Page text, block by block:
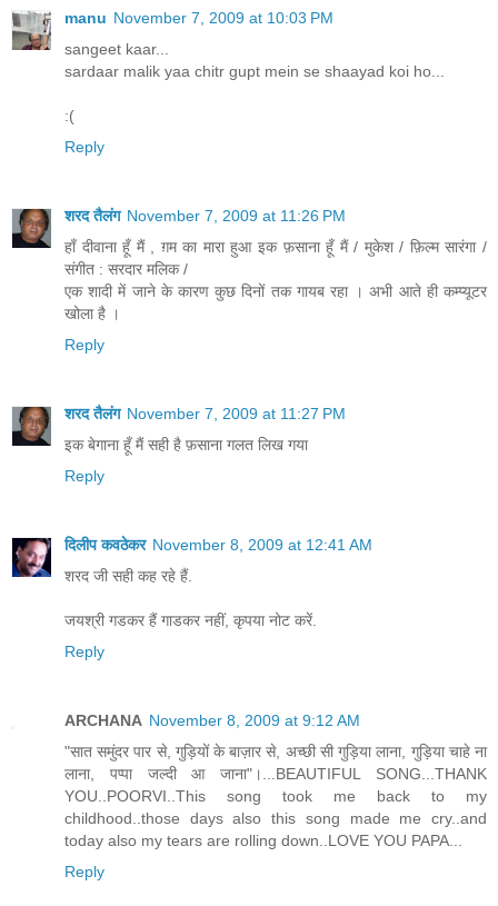
manu November 7, 2009 at 10:03 PM
sangeet kaar...
sardaar malik yaa chitr gupt mein se shaayad koi ho...
:(
Reply
शरद तैलंग November 7, 2009 at 11:26 PM
हाँ दीवाना हूँ मैं , ग़म का मारा हुआ इक फ़साना हूँ मैं / मुकेश / फ़िल्म सारंगा /
संगीत : सरदार मलिक /
एक शादी में जाने के कारण कुछ दिनों तक गायब रहा । अभी आते ही कम्प्यूटर
खोला है ।
Reply
शरद तैलंग November 7, 2009 at 11:27 PM
इक बेगाना हूँ मैं सही है फ़साना गलत लिख गया
Reply
दिलीप कवठेकर November 8, 2009 at 12:41 AM
शरद जी सही कह रहे हैं.
जयश्री गडकर हैं गाडकर नहीं, कृपया नोट करें.
Reply
ARCHANA November 8, 2009 at 9:12 AM
"सात समुंदर पार से, गुड़ियों के बाज़ार से, अच्छी सी गुड़िया लाना, गुड़िया चाहे ना
लाना, पप्पा जल्दी आ जाना"।...BEAUTIFUL SONG...THANK
YOU..POORVI..This song took me back to my
childhood..those days also this song made me cry..and
today also my tears are rolling down..LOVE YOU PAPA...
Reply